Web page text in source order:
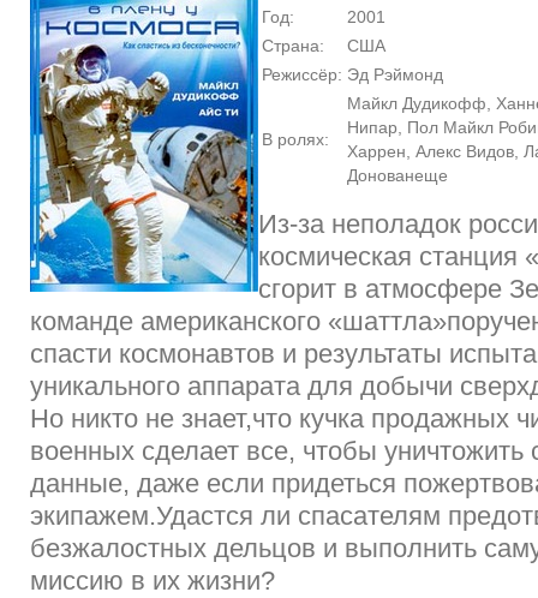
Год:
2001
Страна:
США
Режиссёр: Эд Рэймонд
В ролях:
Майкл Дудикофф,
Нипар, Пол Майкл
Харрен, Алекс Видов,
Донованеще
Из-за неполадок
космическая станция
сгорит в атмосфере
команде американского
спасти космонавтов и результаты
уникального аппарата для добычи
Но никто не знает,что кучка продажных
военных сделает все, чтобы уничтожить
данные, даже если придеться
экипажем.Удастся ли спасателям
безжалостных дельцов и выполнить
миссию в их жизни?